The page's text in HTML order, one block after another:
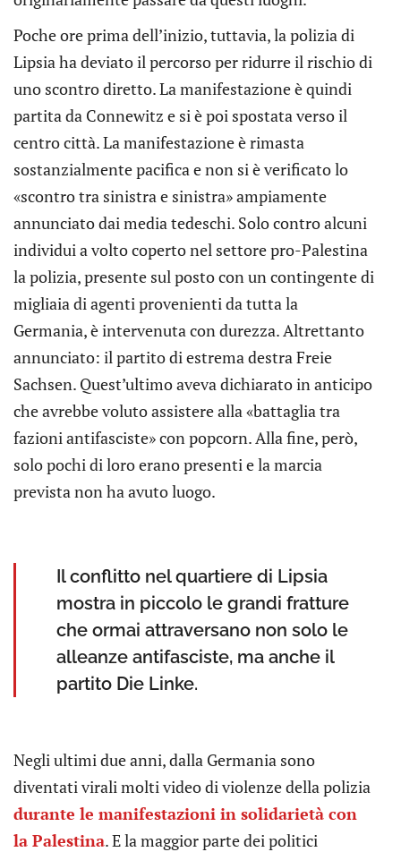
Poche ore prima dell’inizio, tuttavia, la polizia di
Lipsia ha deviato il percorso per ridurre il rischio di
uno scontro diretto. La manifestazione è quindi
partita da Connewitz e si è poi spostata verso il
centro città. La manifestazione è rimasta
sostanzialmente pacifica e non si è verificato lo
«scontro tra sinistra e sinistra» ampiamente
annunciato dai media tedeschi. Solo contro alcuni
individui a volto coperto nel settore pro-Palestina
la polizia, presente sul posto con un contingente di
migliaia di agenti provenienti da tutta la
Germania, è intervenuta con durezza. Altrettanto
annunciato: il partito di estrema destra Freie
Sachsen. Quest’ultimo aveva dichiarato in anticipo
che avrebbe voluto assistere alla «battaglia tra
fazioni antifasciste» con popcorn. Alla fine, però,
solo pochi di loro erano presenti e la marcia
prevista non ha avuto luogo.
Il conflitto nel quartiere di Lipsia
mostra in piccolo le grandi fratture
che ormai attraversano non solo le
alleanze antifasciste, ma anche il
partito Die Linke.
Negli ultimi due anni, dalla Germania sono
diventati virali molti video di violenze della polizia
durante le manifestazioni in solidarietà con
la Palestina. E la maggior parte dei politici